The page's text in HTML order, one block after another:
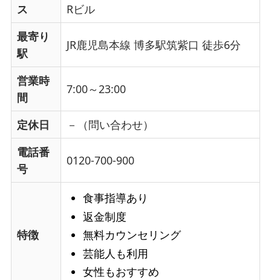
ス
Rビル
最寄り
駅
JR鹿児島本線 博多駅筑紫口 徒歩6分
営業時
間
7:00～23:00
定休日
－（問い合わせ）
電話番
号
0120-700-900
特徴
食事指導あり
返金制度
無料カウンセリング
芸能人も利用
女性もおすすめ